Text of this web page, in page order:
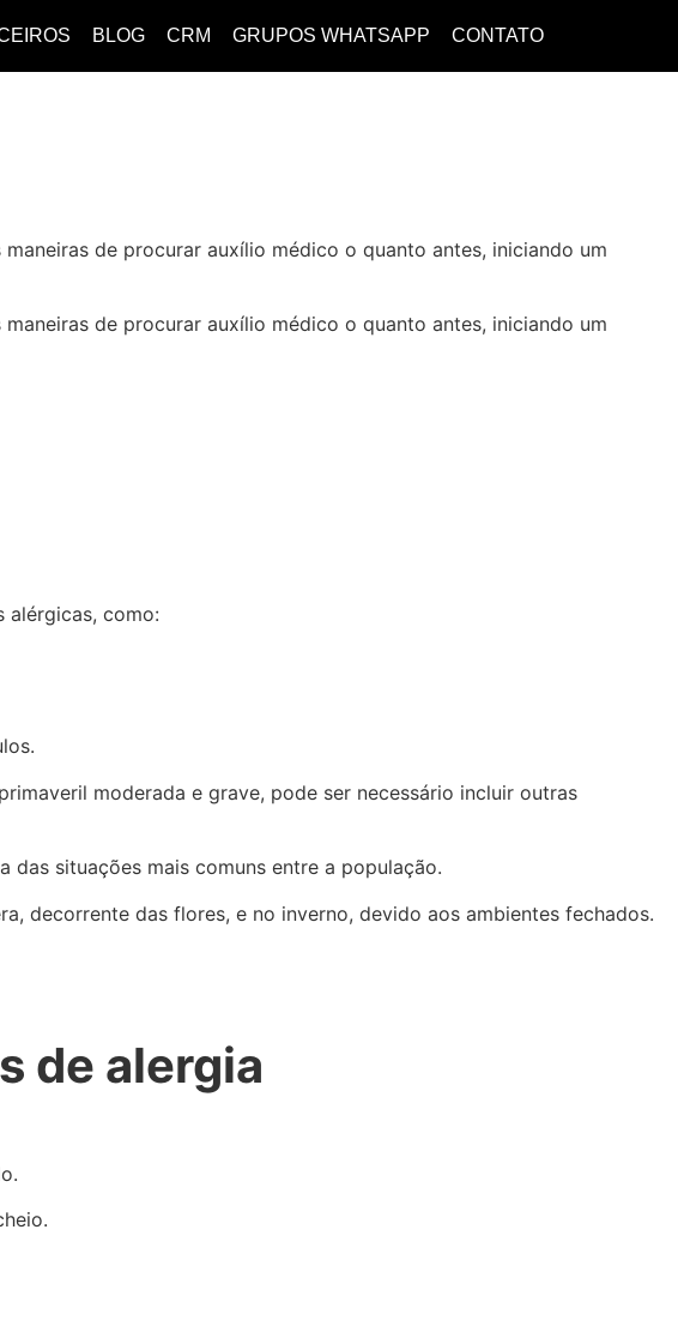
BLOG CRM GRUPOS WHATSAPP CONTATO
de procurar auxílio médico o quanto antes, iniciando um
de procurar auxílio médico o quanto antes, iniciando um
alérgicas, como:
moderada e grave, pode ser necessário incluir outras
situações mais comuns entre a população.
decorrente das flores, e no inverno, devido aos ambientes fechados.
de alergia